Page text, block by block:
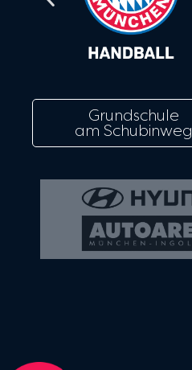
Grundschule
am Schubinweg